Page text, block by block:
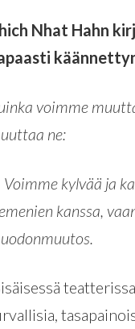
Nhat Hahn
voimme
ne:
Voimme kylvää ja
kanssa,